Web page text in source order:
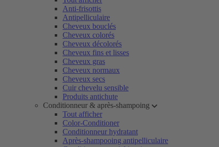
Anti-frisottis
Antipelliculaire
Cheveux bouclés
Cheveux colorés
Cheveux décolorés
Cheveux fins et lisses
Cheveux gras
Cheveux normaux
Cheveux secs
Cuir chevelu sensible
Produits antichute
Conditionneur & après-shampoing
Tout afficher
Color-Conditioner
Conditionneur hydratant
Après-shampooing antipelliculaire